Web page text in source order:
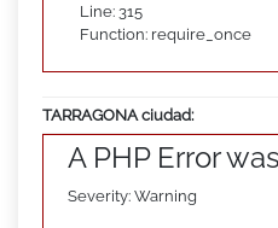
Line: 315
Function: require_once
TARRAGONA ciudad:
A PHP Error
Severity: Warning